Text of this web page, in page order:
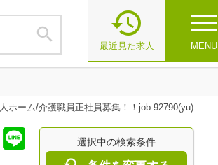
 menu
MENU

最近見た求人
ホーム/介護職員正社員募集！！job-92790(yu)
選択中の検索条件